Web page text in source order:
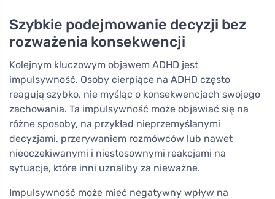
Szybkie podejmowanie decyzji bez
rozważenia konsekwencji
Kolejnym kluczowym objawem ADHD jest
impulsywność. Osoby cierpiące na ADHD często
reagują szybko, nie myśląc o konsekwencjach swojego
zachowania. Ta impulsywność może objawiać się na
różne sposoby, na przykład nieprzemyślanymi
decyzjami, przerywaniem rozmówców lub nawet
nieoczekiwanymi i niestosownymi reakcjami na
sytuacje, które inni uznaliby za nieważne.
Impulsywność może mieć negatywny wpływ na